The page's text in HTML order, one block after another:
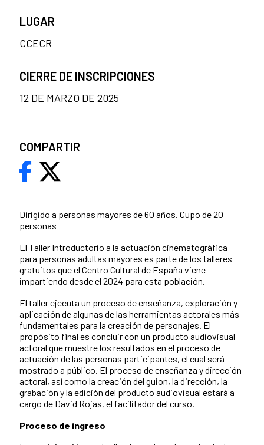
Dirigido a personas mayores de 60 años. Cupo de 20
personas
El Taller Introductorio a la actuación cinematográfica
para personas adultas mayores es parte de los talleres
gratuitos que el Centro Cultural de España viene
impartiendo desde el 2024 para esta población.
El taller ejecuta un proceso de enseñanza, exploración y
aplicación de algunas de las herramientas actorales más
fundamentales para la creación de personajes. El
propósito final es concluir con un producto audiovisual
actoral que muestre los resultados en el proceso de
actuación de las personas participantes, el cual será
mostrado a público. El proceso de enseñanza y dirección
actoral, así como la creación del guion, la dirección, la
grabación y la edición del producto audiovisual estará a
cargo de David Rojas, el facilitador del curso.
Proceso de ingreso
LUGAR
CCECR
CIERRE DE INSCRIPCIONES
12 DE MARZO DE 2025
COMPARTIR